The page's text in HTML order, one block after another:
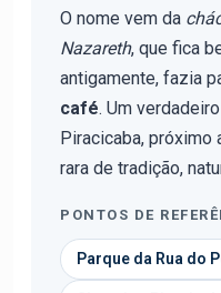
O nome vem da
Nazareth, que fica
antigamente, fazia
café. Um verdadeiro
Piracicaba, próximo
rara de tradição,
PONTOS DE
Parque da Rua do